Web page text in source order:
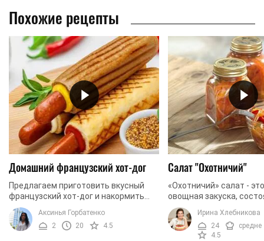
Похожие рецепты
Домашний французский хот-дог
Предлагаем приготовить вкусный
французский хот-дог и накормить
сытно всю семью. Такой хот-дог,
приготовленный дома, всегда очень
вкусный, а вы точно ...
Аксинья Горбатенко
2
20 4.5
Салат "Охотничий"
«Охотничий» салат -
овощная закуска,
большого количества
Такой салат сможет
смаковать как ...
Ирина Хлебникова
24
средне
4.5